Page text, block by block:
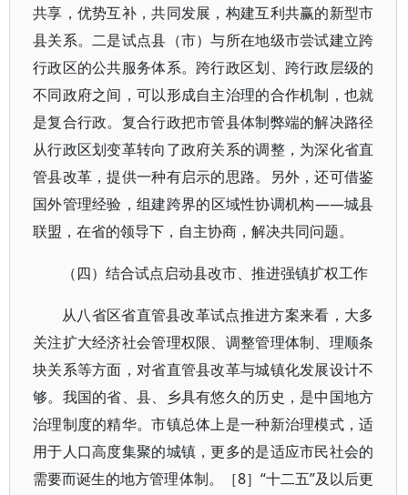
共享，优势互补，共同发展，构建互利共赢的新型市
县关系。二是试点县（市）与所在地级市尝试建立跨
行政区的公共服务体系。跨行政区划、跨行政层级的
不同政府之间，可以形成自主治理的合作机制，也就
是复合行政。复合行政把市管县体制弊端的解决路径
从行政区划变革转向了政府关系的调整，为深化省直
管县改革，提供一种有启示的思路。另外，还可借鉴
国外管理经验，组建跨界的区域性协调机构——城县
联盟，在省的领导下，自主协商，解决共同问题。
（四）结合试点启动县改市、推进强镇扩权工作
从八省区省直管县改革试点推进方案来看，大多
关注扩大经济社会管理权限、调整管理体制、理顺条
块关系等方面，对省直管县改革与城镇化发展设计不
够。我国的省、县、乡具有悠久的历史，是中国地方
治理制度的精华。市镇总体上是一种新治理模式，适
用于人口高度集聚的城镇，更多的是适应市民社会的
需要而诞生的地方管理体制。［8］“十二五”及以后更